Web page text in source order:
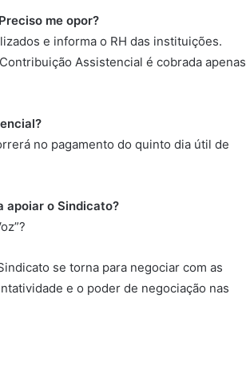
me opor?
e informa o RH das instituições.
Assistencial é cobrada apenas
no pagamento do quinto dia útil de
apoiar o Sindicato?
se torna para negociar com as
e o poder de negociação nas